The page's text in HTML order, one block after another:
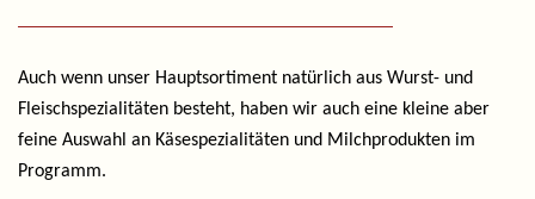
Auch wenn unser Hauptsortiment natürlich aus Wurst- und
Fleischspezialitäten besteht, haben wir auch eine kleine aber
feine Auswahl an Käsespezialitäten und Milchprodukten im
Programm.